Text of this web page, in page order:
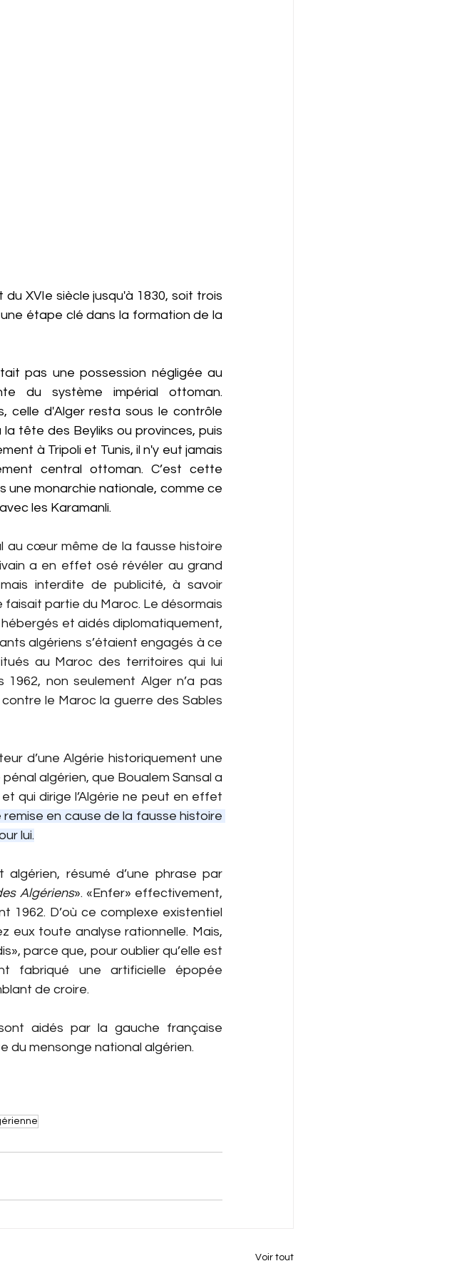
XVIe siècle jusqu'à 1830, soit trois
étape clé dans la formation de la
pas une possession négligée au
du système impérial ottoman.
celle d'Alger resta sous le contrôle
tête des Beyliks ou provinces, puis
à Tripoli et Tunis, il n'y eut jamais
central ottoman. C’est cette
une monarchie nationale, comme ce
les Karamanli.
au cœur même de la fausse histoire
a en effet osé révéler au grand
interdite de publicité, à savoir
faisait partie du Maroc. Le désormais
et aidés diplomatiquement,
algériens s’étaient engagés à ce
au Maroc des territoires qui lui
non seulement Alger n’a pas
le Maroc la guerre des Sables
d’une Algérie historiquement une
algérien, que Boualem Sansal a
qui dirige l’Algérie ne peut en effet
en cause de la fausse histoire
lui.
résumé d’une phrase par
Algériens». «Enfer» effectivement,
1962. D’où ce complexe existentiel
eux toute analyse rationnelle. Mais,
parce que, pour oublier qu’elle est
fabriqué une artificielle épopée
de croire.
aidés par la gauche française
du mensonge national algérien.
Voir tout